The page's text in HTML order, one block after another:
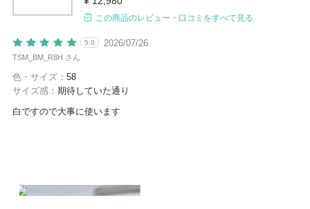
この商品のレビュー・口コミをすべて見る
2026/07/26
5.0
TSM_BM_R8H さん
色・サイズ： 58
サイズ感： 期待していた通り
白ですので大事に使います